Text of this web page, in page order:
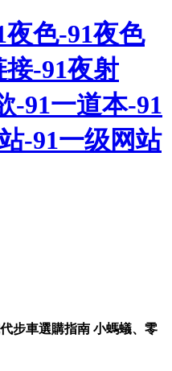
色-91夜色
接-91夜射
-91一道本-91
-91一级网站
步車選購指南 小螞蟻、零